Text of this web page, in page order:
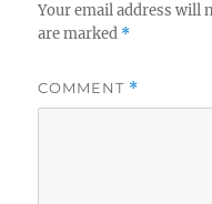
Your email address will
are marked *
COMMENT *